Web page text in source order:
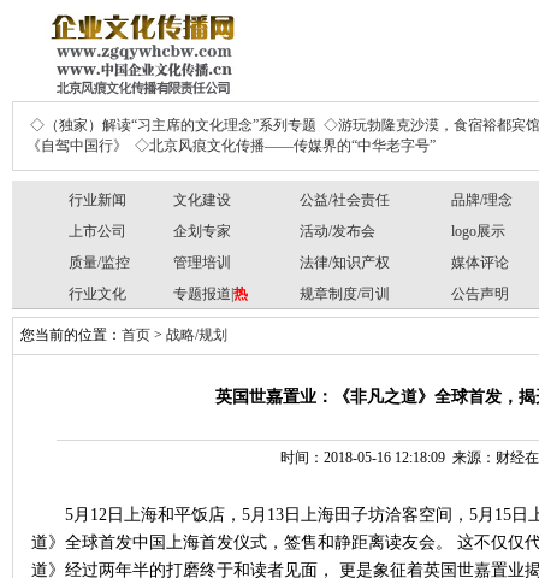
◇（独家）解读“习主席的文化理念”系列专题 ◇游玩勃隆克沙漠，食宿裕都宾馆
《自驾中国行》
◇北京风痕文化传播——传媒界的“中华老字号”
行业新闻 文化建设 公益/社会责任
品牌/理念
上市公司
企划专家 活动/发布会
logo展示
质量/监控
管理培训 法律/知识产权
媒体评论
行业文化
专题报道| 热 规章制度/司训 公告声明
您当前的位置： 首页 > 战略/规划
英国世嘉置业：《非凡之道》全球首发，
时间：2018-05-16 12:18:09 来源：财经
5月12日上海和平饭店，5月13日上海田子坊洽客空间，5月15
道》全球首发中国上海首发仪式，签售和静距离读友会。 这不仅仅
道》经过两年半的打磨终于和读者见面， 更是象征着英国世嘉置业